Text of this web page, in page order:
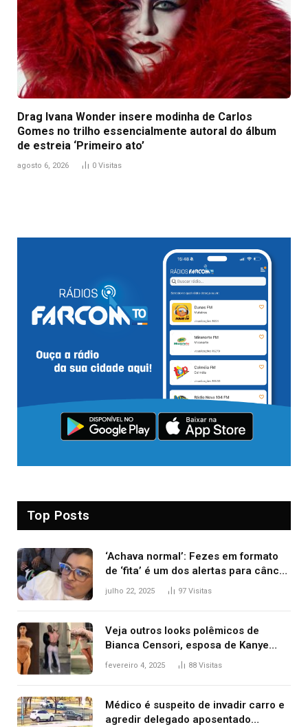
Drag Ivana Wonder insere modinha de Carlos
Gomes no trilho essencialmente autoral do álbum
de estreia ‘Primeiro ato’
agosto 6, 2026 0 Visitas
Top Posts
‘Achava normal’: Fezes em formato
de ‘fita’ é um dos alertas para câncer
colorretal; relembre fala de Preta Gil
julho 22, 2025 97 Visitas
Veja outros looks polêmicos de
Bianca Censori, esposa de Kanye
West que apareceu nua no Grammy
fevereiro 4, 2025 88 Visitas
Médico é suspeito de invadir carro e
agredir delegado aposentado